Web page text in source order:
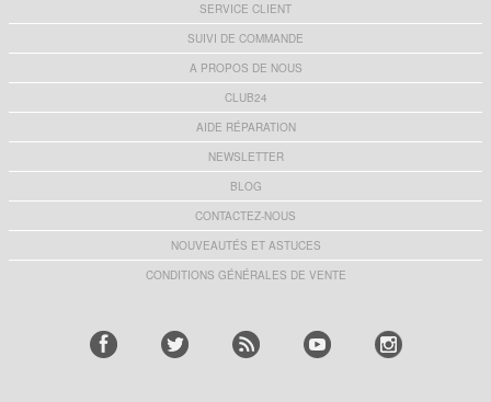
SERVICE CLIENT
SUIVI DE COMMANDE
A PROPOS DE NOUS
CLUB24
AIDE RÉPARATION
NEWSLETTER
BLOG
CONTACTEZ-NOUS
NOUVEAUTÉS ET ASTUCES
CONDITIONS GÉNÉRALES DE VENTE